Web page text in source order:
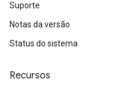
Suporte
Notas da versão
Status do sistema
Recursos